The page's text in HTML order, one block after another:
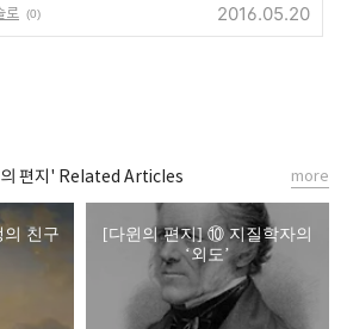
로 (0) 2016.05.20
편지' Related Articles
친구
[다윈의 편지] ⑩ 지질학자의
‘외도’
more